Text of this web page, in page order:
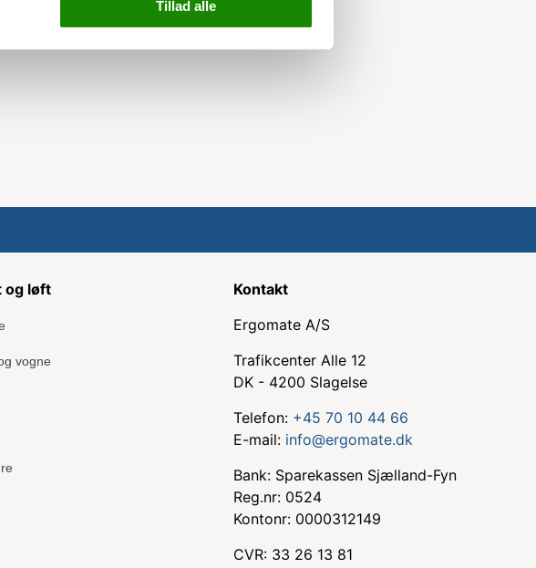
Tillad alle
og løft
vogne
Kontakt
Ergomate A/S
Trafikcenter Alle 12
DK - 4200 Slagelse
Telefon: +45 70 10 44 66
E-mail: info@ergomate.dk
Bank: Sparekassen Sjælland-Fyn
Reg.nr: 0524
Kontonr: 0000312149
CVR: 33 26 13 81